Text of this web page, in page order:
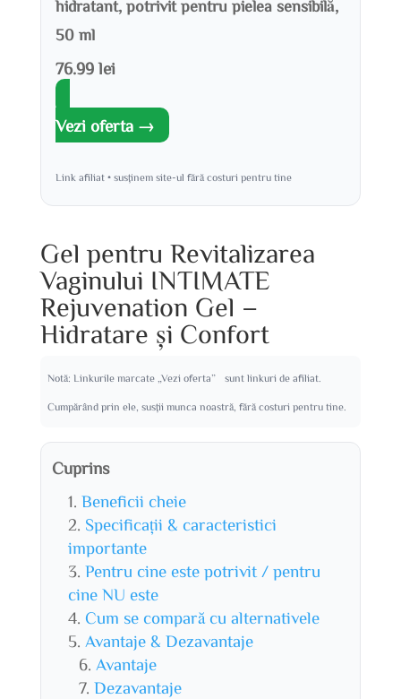
hidratant, potrivit pentru pielea sensibilă,
50 ml
76.99 lei
Vezi oferta →
Link afiliat • susținem site-ul fără costuri pentru tine
Gel pentru Revitalizarea
Vaginului INTIMATE
Rejuvenation Gel –
Hidratare și Confort
Notă: Linkurile marcate „Vezi oferta” sunt linkuri de afiliat.
Cumpărând prin ele, susții munca noastră, fără costuri pentru tine.
Cuprins
Beneficii cheie
Specificații & caracteristici
importante
Pentru cine este potrivit / pentru
cine NU este
Cum se compară cu alternativele
Avantaje & Dezavantaje
Avantaje
Dezavantaje